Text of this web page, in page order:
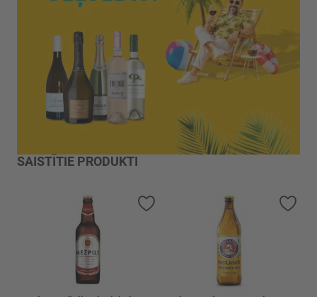
SAISTĪTIE PRODUKTI
Pievienot vēlmju sarakstam